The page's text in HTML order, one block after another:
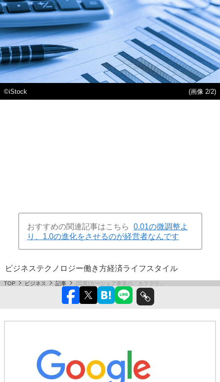
©iStock (画像 2/2)
おすすめの関連記事はこちら
0.01の微調整よ
り、1.0の進化をさせるのが経営者なんです
ビジネステクノロジー働き方経済ライフスタイル
TOP ビジネス 記事 [写真]カーシェア事業の「カラクリ」